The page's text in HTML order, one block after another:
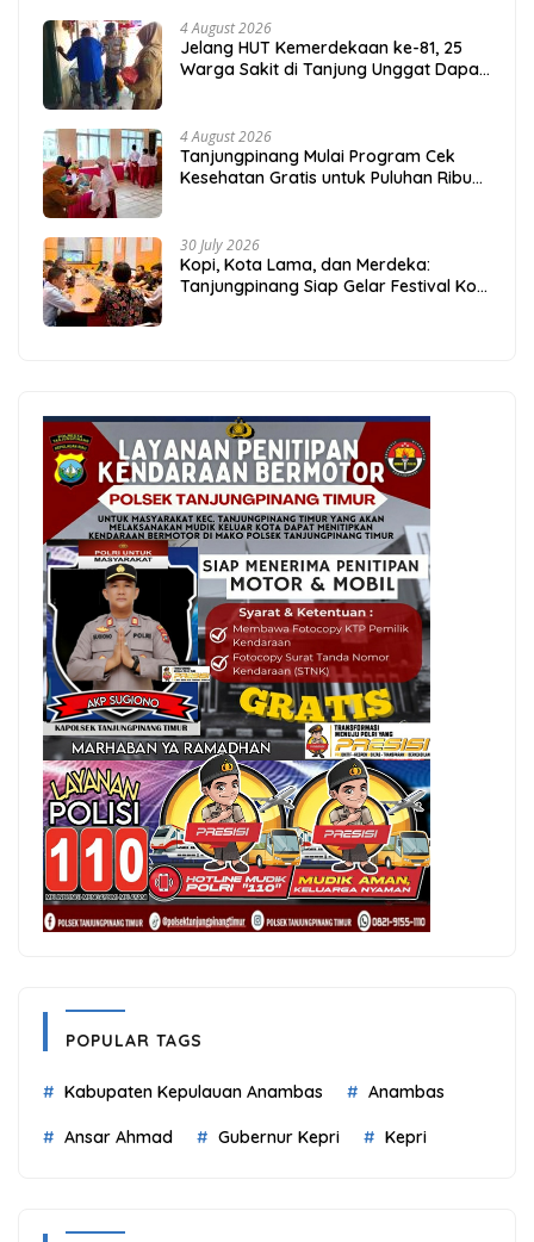
4 August 2026
Jelang HUT Kemerdekaan ke-81, 25
Warga Sakit di Tanjung Unggat Dapat
4 August 2026
Tanjungpinang Mulai Program Cek
Kesehatan Gratis untuk Puluhan Ribu
30 July 2026
Kopi, Kota Lama, dan Merdeka:
Tanjungpinang Siap Gelar Festival Kopi
POPULAR TAGS
Kabupaten Kepulauan Anambas Anambas
Ansar Ahmad Gubernur Kepri Kepri